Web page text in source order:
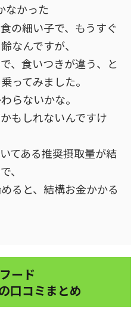
なかった
の細い子で、もうすぐ
なんですが、
、食いつきが違う、と
ってみました。
らないかな。
もしれないんですけ
てある推奨摂取量が結
、
ると、結構お金かかる
ード
口コミまとめ